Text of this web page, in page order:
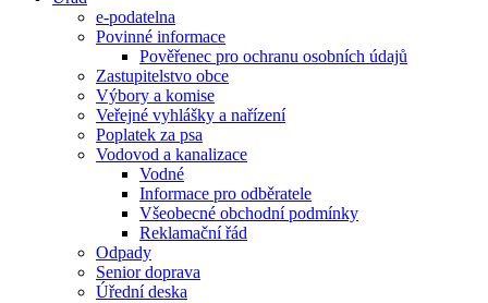
e-podatelna
Povinné informace
Pověřenec pro ochranu osobních údajů
Zastupitelstvo obce
Výbory a komise
Veřejné vyhlášky a nařízení
Poplatek za psa
Vodovod a kanalizace
Vodné
Informace pro odběratele
Všeobecné obchodní podmínky
Reklamační řád
Odpady
Senior doprava
Úřední deska